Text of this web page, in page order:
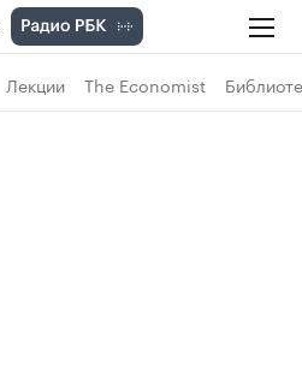
Лекции The Economist